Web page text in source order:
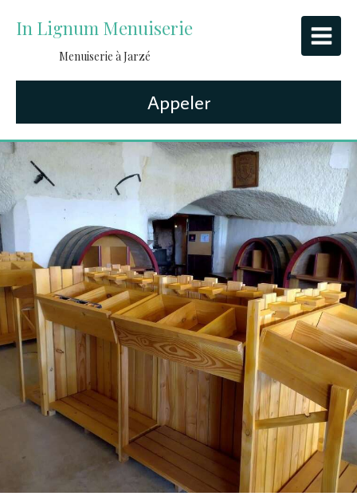
In Lignum Menuiserie
Menuiserie à Jarzé
Appeler